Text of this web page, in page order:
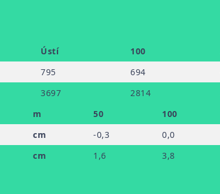
Ústí 100
795 694
3697 2814
m 50 100
cm -0,3 0,0
cm 1 ,6 3,8